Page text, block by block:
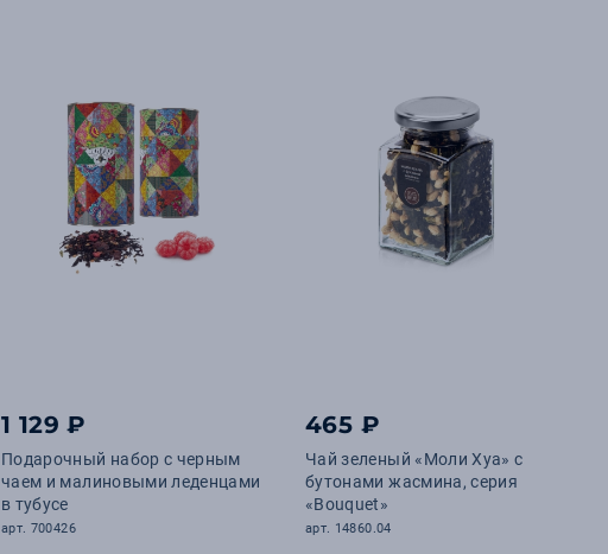
1 129 ₽
Подарочный набор с черным
чаем и малиновыми леденцами
в тубусе
арт. 700426
465 ₽
Чай зеленый «Моли Хуа» с
бутонами жасмина, серия
«Bouquet»
арт. 14860.04